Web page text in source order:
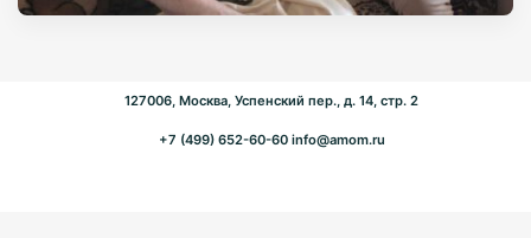
127006, Москва, Успенский пер., д. 14, стр. 2
+7 (499) 652-60-60 info@amom.ru